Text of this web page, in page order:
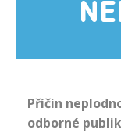
Příčin
odborné